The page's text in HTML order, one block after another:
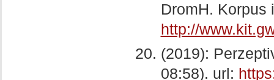
DromH. Korpus
http://
(2019):
08:58). url: